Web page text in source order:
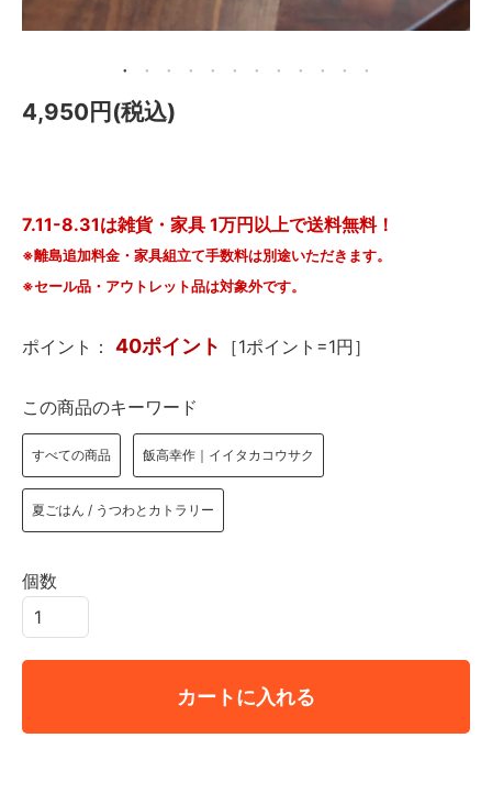
4,950円(税込)
7.11-8.31は雑貨・家具 1万円以上で送料無料！
※離島追加料金・家具組立て手数料は別途いただきます。
※セール品・アウトレット品は対象外です。
ポイント： 40ポイント ［1ポイント=1円］
この商品のキーワード
すべての商品 飯高幸作｜イイタカコウサク
夏ごはん / うつわとカトラリー
個数
カートに入れる